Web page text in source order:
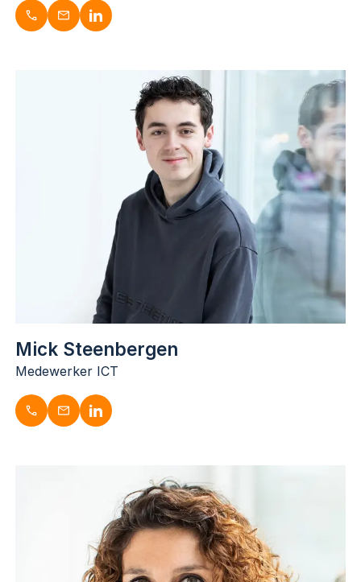
Jennifer Cohen
Adviseur Zakelijke Verzekeringen | Sales
053-3030741
j.cohen@dugardijn.nl
www.linkedin.com/in/jennifer-cohen-b92b45176/
Mick Steenbergen
Medewerker ICT
Mick Steenbergen
Medewerker ICT
053-3030743
m.steenbergen@dugardijn.nl